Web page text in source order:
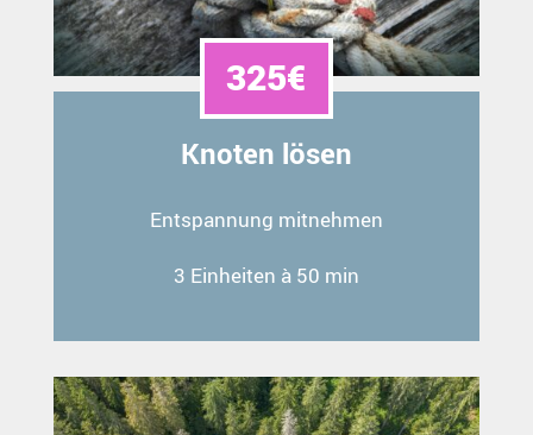
325€
Knoten lösen
Entspannung mitnehmen
3 Einheiten à 50 min